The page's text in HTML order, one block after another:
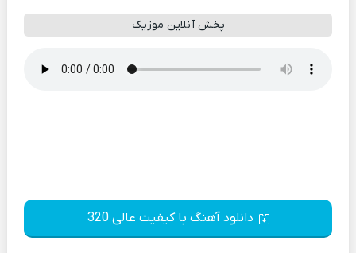
پخش آنلاین موزیک
دانلود آهنگ با کیفیت عالی 320